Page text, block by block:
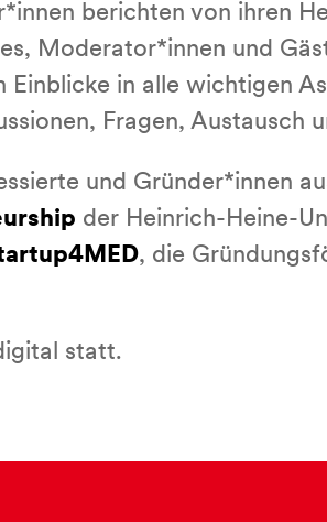
berichten von ihren
Moderator*innen und
in alle wichtigen
Fragen, Austausch
und Gründer*innen
der Heinrich-Heine-
, die
statt.